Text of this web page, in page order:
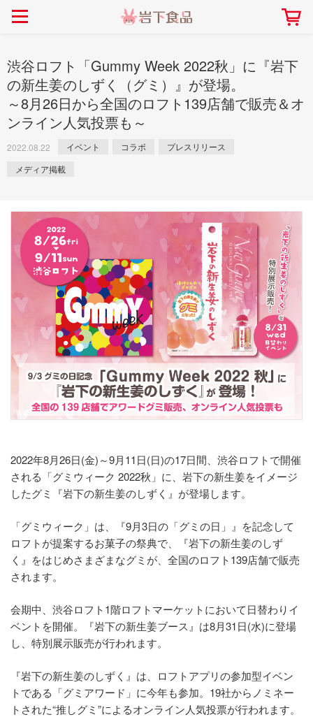
ごあいさつ 会社概要
採用情報 本社所在地
> 新商品
> イベント
> コラボ
> 飲食店コラボ
> ミュージアム
> オンラインショップ
> メディア掲載
> その他
ト「NEW GINGER SUMMER
> 生姜
> らっきょう
> オリーブ
> 梅
> その他
> らっきょうレシピ
> オリーブレシピ
> その他のレシピ
豚バラ肉のくるくる巻き～細巻
畑での取り組み 工場での取り組み
岩下の新生姜について 岩下のらっきょうにつ
岩下の新生姜ミュージアム
しょうがを食べてお悩
岩下の新生姜万年筆インク 書く描くコンテ
スト
岩下の新生姜Sing＆
～ニュージンジャーイ
渋谷ロフト「Gummy Week 2022秋」に『岩下
の新生姜のしずく（グミ）』が登場。
～8月26日から全国のロフト139店舗で販売＆オ
ンライン人気投票も～
2022.08.22 イベント コラボ
プレスリリース
メディア掲載
2022年8月26日(金)～9月11日(日)の17日間、渋谷ロフトで開催
される「グミウィーク 2022秋」に、岩下の新生姜をイメージ
したグミ『岩下の新生姜のしずく』が登場します。
「グミウィーク」は、『9月3日の「グミの日」』を記念して
ロフトが提案するお菓子の祭典で、『岩下の新生姜のしず
く』をはじめさまざまなグミが、全国のロフト139店舗で販売
されます。
会期中、渋谷ロフト1階ロフトマーケットにおいて日替わりイ
ベントを開催。『岩下の新生姜ブース』は8月31日(水)に登場
し、特別展示販売が行われます。
『岩下の新生姜のしずく』は、ロフトアプリの参加型イベン
トである「グミアワード」に今年も参加。19社からノミネー
トされた“推しグミ”によるオンライン人気投票が行われます。